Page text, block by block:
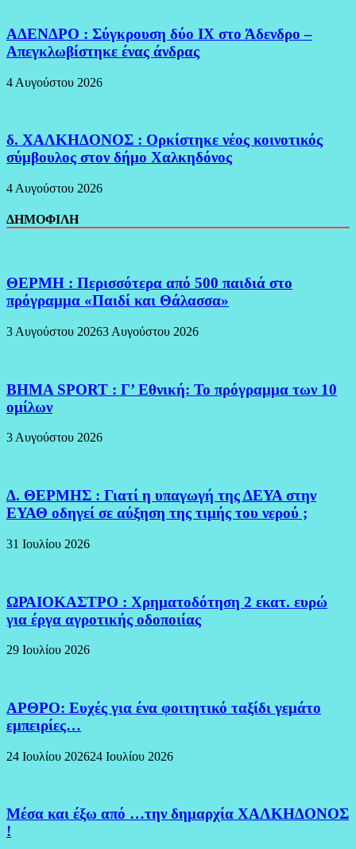
ΑΔΕΝΔΡΟ : Σύγκρουση δύο ΙΧ στο Άδενδρο –
Απεγκλωβίστηκε ένας άνδρας
4 Αυγούστου 2026
δ. ΧΑΛΚΗΔΟΝΟΣ : Ορκίστηκε νέος κοινοτικός
σύμβουλος στον δήμο Χαλκηδόνος
4 Αυγούστου 2026
ΔΗΜΟΦΙΛΗ
ΘΕΡΜΗ : Περισσότερα από 500 παιδιά στο
πρόγραμμα «Παιδί και Θάλασσα»
3 Αυγούστου 20263 Αυγούστου 2026
BHMA SPORT : Γ’ Εθνική: Το πρόγραμμα των 10
ομίλων
3 Αυγούστου 2026
Δ. ΘΕΡΜΗΣ : Γιατί η υπαγωγή της ΔΕΥΑ στην
ΕΥΑΘ οδηγεί σε αύξηση της τιμής του νερού ;
31 Ιουλίου 2026
ΩΡΑΙΟΚΑΣΤΡΟ : Χρηματοδότηση 2 εκατ. ευρώ
για έργα αγροτικής οδοποιίας
29 Ιουλίου 2026
ΑΡΘΡΟ: Ευχές για ένα φοιτητικό ταξίδι γεμάτο
εμπειρίες…
24 Ιουλίου 202624 Ιουλίου 2026
Μέσα και έξω από …την δημαρχία ΧΑΛΚΗΔΟΝΟΣ
!